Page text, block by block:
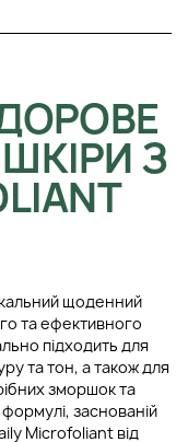
З
щоденний
та ефективного
підходить для
та тон, а також для
зморшок та
заснованій
Microfoliant від